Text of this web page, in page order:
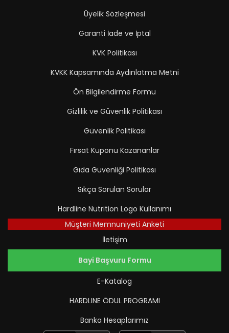
Üyelik Sözleşmesi
Garanti İade ve İptal
KVK Politikası
KVKK Kapsamında Aydınlatma Metni
Ön Bilgilendirme Formu
Gizlilik ve Güvenlik Politikası
Güvenlik Politikası
Fırsat Kuponu Kazananlar
Gıda Güvenliği Politikası
Sıkça Sorulan Sorular
Hardline Nutrition Logo Kullanımı
Müşteri Memnuniyeti Anketi
İletişim
Bayi Başvuru Formu
E-Katalog
HARDLINE ÖDUL PROGRAMI
Banka Hesaplarımız